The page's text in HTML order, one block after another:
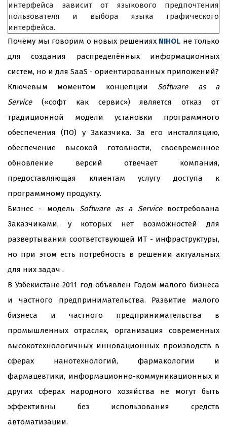
интерфейса зависит от языкового предпочтения
пользователя и выбора языка графического
интерфейса.
Почему мы говорим о новых решениях NIHOL не только
для создания распределённых информационных
систем, но и для SaaS - ориентированных приложений?
Ключевым моментом концепции Software as a
Service («софт как сервис») является отказ от
традиционной модели установки программного
обеспечения (ПО) у Заказчика. За его инсталляцию,
обеспечение высокой готовности, своевременное
обновление версий отвечает компания,
предоставляющая клиентам услугу доступа к
программному продукту.
Бизнес - модель Software as a Service востребована
Заказчиками, у которых нет возможностей для
развертывания соответствующей ИТ - инфраструктуры,
но при этом есть потребность в решении актуальных
для них задач .
В Узбекистане 2011 год объявлен Годом малого бизнеса
и частного предпринимательства. Развитие малого
бизнеса и частного предпринимательства в
промышленных отраслях, организация современных
высокотехнологичных инновационных производств в
сферах нанотехнологий, фармакологии и
фармацевтики, информационно-коммуникационных и
других сферах народного хозяйства не могут быть
эффективны без использования средств
автоматизации.